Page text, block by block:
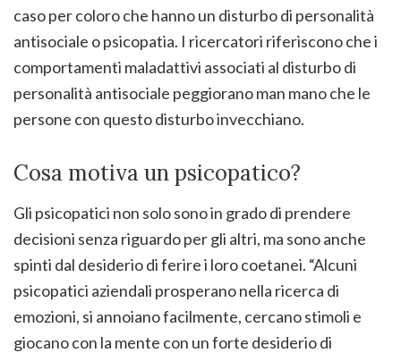
caso per coloro che hanno un disturbo di personalità
antisociale o psicopatia. I ricercatori riferiscono che i
comportamenti maladattivi associati al disturbo di
personalità antisociale peggiorano man mano che le
persone con questo disturbo invecchiano.
Cosa motiva un psicopatico?
Gli psicopatici non solo sono in grado di prendere
decisioni senza riguardo per gli altri, ma sono anche
spinti dal desiderio di ferire i loro coetanei. “Alcuni
psicopatici aziendali prosperano nella ricerca di
emozioni, si annoiano facilmente, cercano stimoli e
giocano con la mente con un forte desiderio di